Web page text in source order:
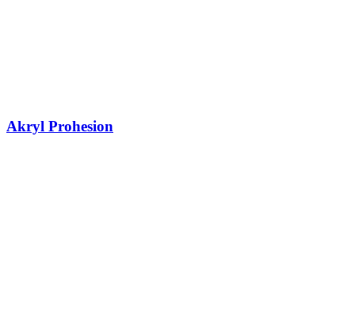
Akryl Prohesion